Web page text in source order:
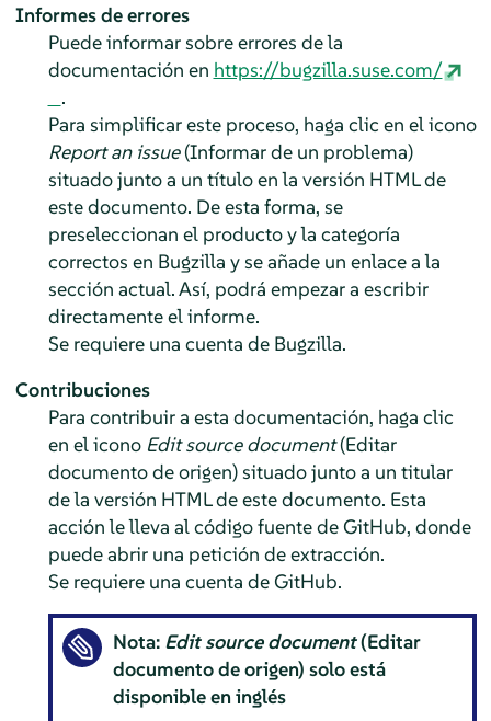
Informes de errores
Puede informar sobre errores de la
documentación en https://bugzilla.suse.com/
.
Para simplificar este proceso, haga clic en el icono
Report an issue(Informar de un problema)
situado junto a un título en la versión HTML de
este documento. De esta forma, se
preseleccionan el producto y la categoría
correctos en Bugzilla y se añade un enlace a la
sección actual. Así, podrá empezar a escribir
directamente el informe.
Se requiere una cuenta de Bugzilla.
Contribuciones
Para contribuir a esta documentación, haga clic
en el icono Edit source document(Editar
documento de origen) situado junto a un titular
de la versión HTML de este documento. Esta
acción le lleva al código fuente de GitHub, donde
puede abrir una petición de extracción.
Se requiere una cuenta de GitHub.
Nota: Edit source document(Editar
documento de origen) solo está
disponible en inglés